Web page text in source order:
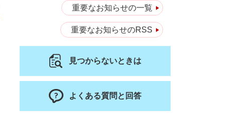
重要なお知らせの一覧
重要なお知らせのRSS
見つからないときは
よくある質問と回答